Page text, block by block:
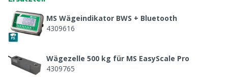
MS Wägeindikator BWS + Bluetooth
4309616
Wägezelle 500 kg für MS EasyScale Pro
4309765